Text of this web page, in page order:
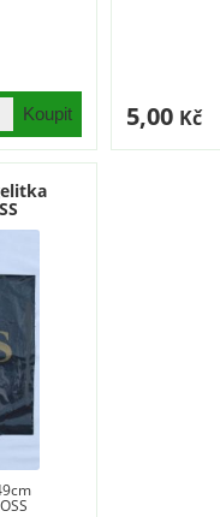
5,00 Kč